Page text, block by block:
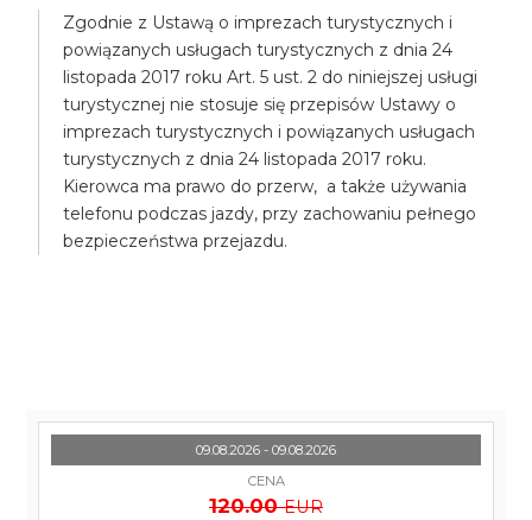
Zgodnie z Ustawą o imprezach turystycznych i
powiązanych usługach turystycznych z dnia 24
listopada 2017 roku Art. 5 ust. 2 do niniejszej usługi
turystycznej nie stosuje się przepisów Ustawy o
imprezach turystycznych i powiązanych usługach
turystycznych z dnia 24 listopada 2017 roku.
Kierowca ma prawo do przerw, a także używania
telefonu podczas jazdy, przy zachowaniu pełnego
bezpieczeństwa przejazdu.
09.08.2026 - 09.08.2026
CENA
120.00 EUR